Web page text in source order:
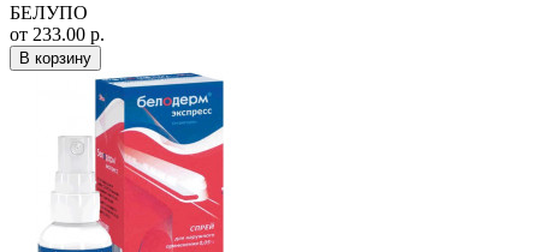
БЕЛУПО
от 233.00 р.
В корзину